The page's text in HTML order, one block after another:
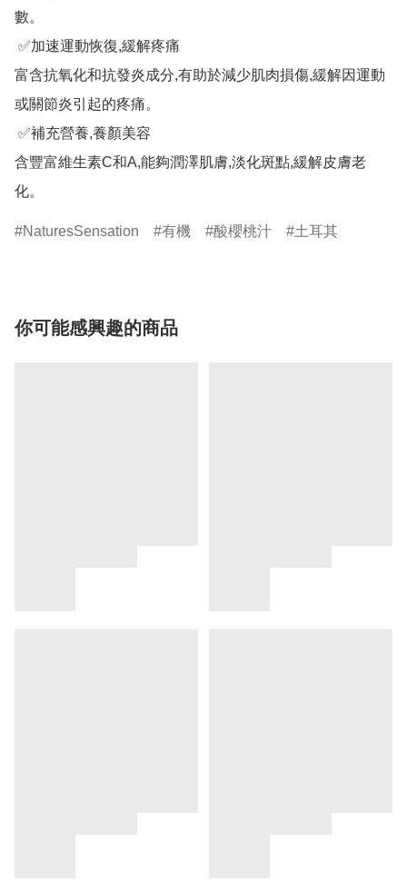
數。
富含抗氧化和抗發炎成分,有助於減少肌肉損傷,緩解因運動
或關節炎引起的疼痛。
含豐富維生素C和A,能夠潤澤肌膚,淡化斑點,緩解皮膚老
化。
NaturesSensation 有機 酸櫻桃汁 土耳其
你可能感興趣的商品